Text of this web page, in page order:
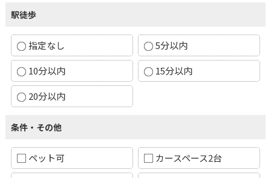
駅徒歩
指定なし
5分以内
10分以内
15分以内
20分以内
条件・その他
ペット可
カースペース2台